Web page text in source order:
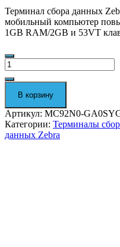
Терминал сбора данных
мобильный компьютер
1GB RAM/2GB и 53VT
Количество
Терминал
сбора
данных
Zebra
MC92N0-
GA0SYGYA6WR
В корзину
Артикул: MC92N0-
Категории: Терминалы
данных Zebra